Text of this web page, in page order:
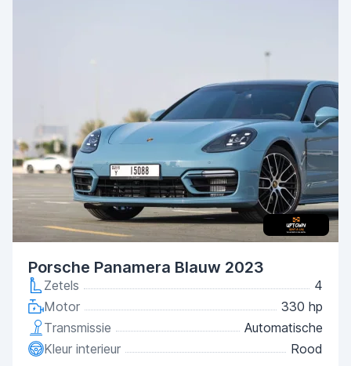
Porsche Panamera Blauw 2023
Zetels
4
Motor
330 hp
Transmissie
Automatische
Kleur interieur
Rood